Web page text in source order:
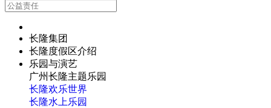
长隆集团
长隆度假区介绍
乐园与演艺
广州长隆主题乐园
长隆欢乐世界
长隆水上乐园